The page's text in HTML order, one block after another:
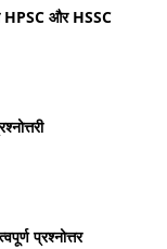
HPSC और HSSC
प्रश्नोत्तर